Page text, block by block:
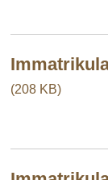
(208 KB)